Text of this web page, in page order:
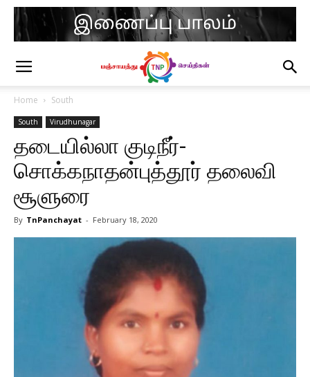
Home South
South Virudhunagar
தடையில்லா குடிநீர்-
சொக்கநாதன்புத்தூர் தலைவி
சூளுரை
By TnPanchayat - February 18, 2020